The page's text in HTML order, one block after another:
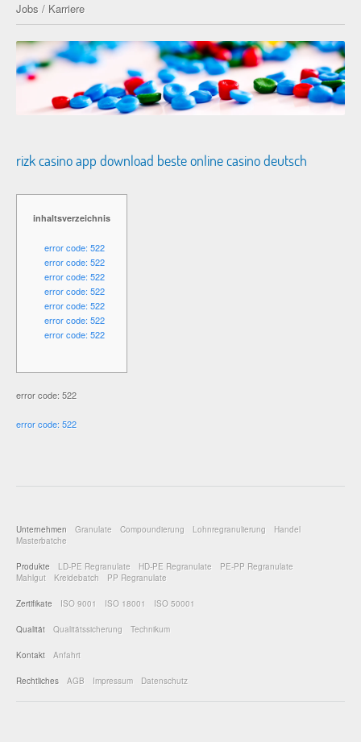
Jobs / Karriere
rizk casino app download beste online casino deutsch
inhaltsverzeichnis
error code: 522
error code: 522
error code: 522
error code: 522
error code: 522
error code: 522
error code: 522
error code: 522
error code: 522
Unternehmen Granulate Compoundierung Lohnregranulierung
Handel
Masterbatche
Produkte LD-PE Regranulate HD-PE Regranulate
PE-PP Regranulate
Mahlgut
Kreidebatch PP Regranulate
Zertifikate ISO 9001 ISO 18001 ISO 50001
Qualität Qualitätssicherung Technikum
Kontakt Anfahrt
Rechtliches AGB Impressum Datenschutz